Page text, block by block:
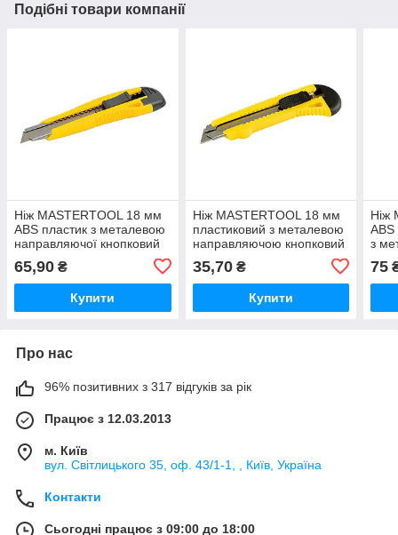
Подібні товари компанії
Ніж MASTERTOOL 18 мм
ABS пластик з металевою
направляючої кнопковий
65,90 ₴
Купити
Ніж MASTERTOOL 18 мм
пластиковий з металевою
направляючою кнопковий
35,70₴
Купити
Ніж
ABS
з
75
Про нас
96% позитивних з 317 відгуків за рік
Працює з 12.03.2013
м. Київ
вул. Світлицького 35, оф. 43/1-1, , Київ, Україна
Контакти
Сьогодні працює з 09:00 до 18:00